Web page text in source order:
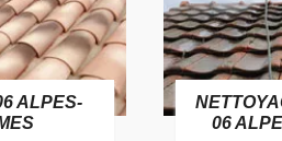
ALPES-
06